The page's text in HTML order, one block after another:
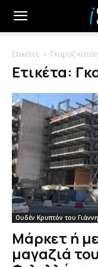
Ετικέτες Γκαραζ
Ετικέτα:
Ουδέν Κρυπτόν του
Μάρκετ ή
μαγαζιά